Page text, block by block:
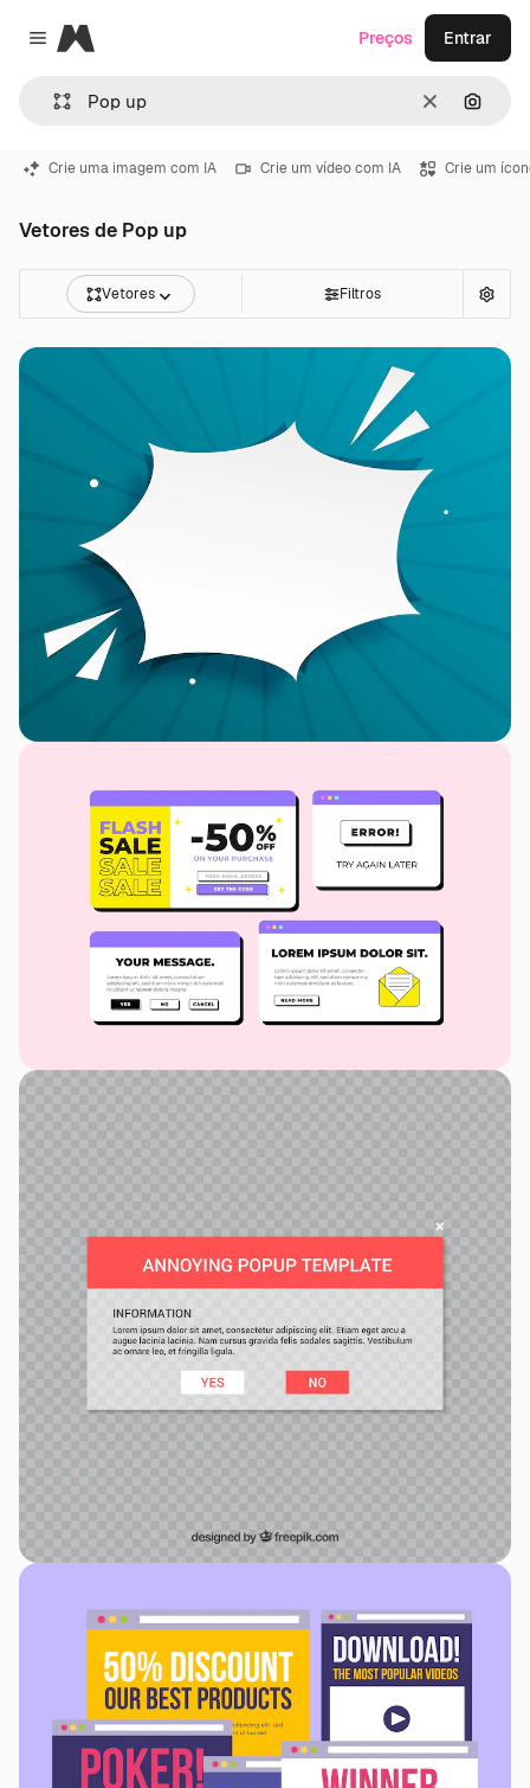
Close menu
Magnific
Limpar
Preços Entrar
Crie uma imagem com IA Crie um vídeo com IA Crie um
Vetores de Pop up
Vetores Filtros